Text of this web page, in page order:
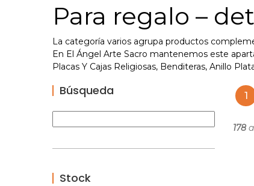
Para regalo –
La categoría varios agrupa productos
En El Ángel Arte Sacro mantenemos este
Placas Y Cajas Religiosas, Benditeras, Anillo
Búsqueda
Stock
1
178